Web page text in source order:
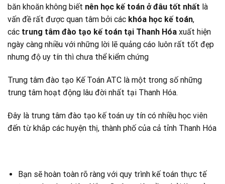
băn khoăn không biết nên học kế toán ở đâu tốt nhất là
vấn đề rất được quan tâm bởi các khóa học kế toán,
các trung tâm đào tạo kế toán tại Thanh Hóa xuất hiện
ngày càng nhiều với những lời lẽ quảng cáo luôn rất tốt đẹp
nhưng độ uy tín thì chưa thể kiểm chứng
Trung tâm đào tạo Kế Toán ATC là một trong số những
trung tâm hoạt động lâu đời nhất tại Thanh Hóa.
Đây là trung tâm đào tạo kế toán uy tín có nhiều học viên
đến từ khắp các huyện thị, thành phố của cả tỉnh Thanh Hóa
Bạn sẽ hoàn toàn rõ ràng với quy trình kế toán thực tế